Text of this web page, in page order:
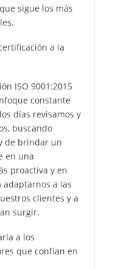
sigue los más
a la
ISO 9001:2015
constante
días revisamos y
buscando
de brindar un
en una
proactiva y en
a las
clientes y a
surgir.
a los
que confían en